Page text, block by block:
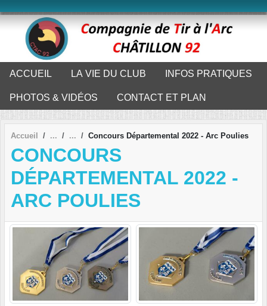
ACCUEIL LA VIE DU CLUB INFOS PRATIQUES
PHOTOS & VIDÉOS CONTACT ET PLAN
Accueil Concours Départemental 2022 - Arc Poulies
CONCOURS
DÉPARTEMENTAL 2022 -
ARC POULIES